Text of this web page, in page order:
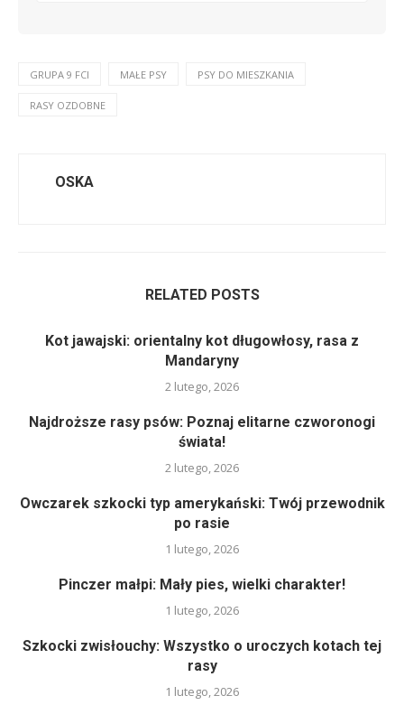
GRUPA 9 FCI MAŁE PSY PSY DO MIESZKANIA
RASY OZDOBNE
OSKA
RELATED POSTS
Kot jawajski: orientalny kot długowłosy, rasa z
Mandaryny
2 lutego, 2026
Najdroższe rasy psów: Poznaj elitarne czworonogi
świata!
2 lutego, 2026
Owczarek szkocki typ amerykański: Twój przewodnik
po rasie
1 lutego, 2026
Pinczer małpi: Mały pies, wielki charakter!
1 lutego, 2026
Szkocki zwisłouchy: Wszystko o uroczych kotach tej
rasy
1 lutego, 2026